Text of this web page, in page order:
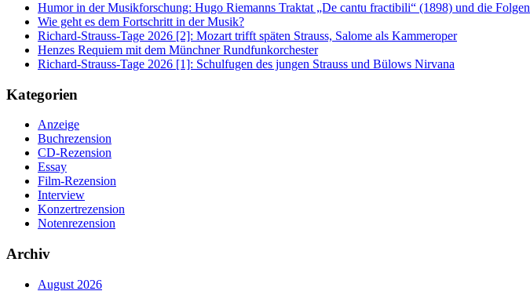
Humor in der Musikforschung: Hugo Riemanns Traktat „De cantu fractibili“ (1898) und die Folgen
Wie geht es dem Fortschritt in der Musik?
Richard-Strauss-Tage 2026 [2]: Mozart trifft späten Strauss, Salome als Kammeroper
Henzes Requiem mit dem Münchner Rundfunkorchester
Richard-Strauss-Tage 2026 [1]: Schulfugen des jungen Strauss und Bülows Nirvana
Kategorien
Anzeige
Buchrezension
CD-Rezension
Essay
Film-Rezension
Interview
Konzertrezension
Notenrezension
Archiv
August 2026